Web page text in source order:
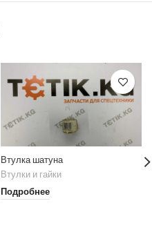
Втулка шатуна
Втулки и гайки
Подробнее